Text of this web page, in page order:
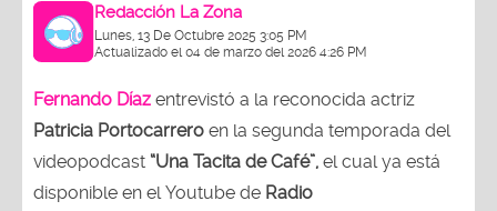
Redacción La Zona
Lunes, 13 De Octubre 2025 3:05 PM
Actualizado el 04 de marzo del 2026 4:26 PM
Fernando Díaz entrevistó a la reconocida actriz
Patricia Portocarrero en la segunda temporada del
videopodcast “Una Tacita de Café”, el cual ya está
disponible en el Youtube de Radio